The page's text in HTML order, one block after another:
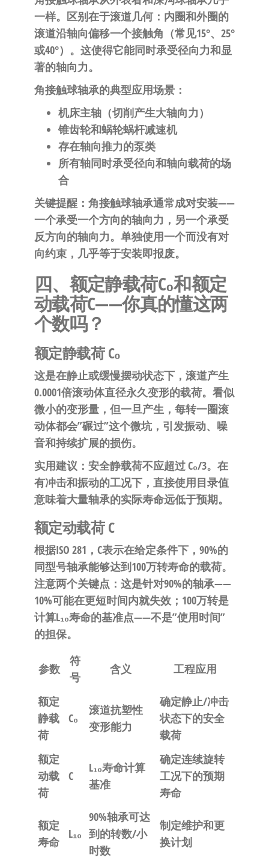
一样。区别在于滚道几何：内圈和外圈的
滚道沿轴向偏移一个接触角（常见15°、25°
或40°）。这使得它能同时承受径向力和显
著的轴向力。
角接触球轴承的典型应用场景：
机床主轴（切削产生大轴向力）
锥齿轮和蜗轮蜗杆减速机
存在轴向推力的泵类
所有轴同时承受径向和轴向载荷的场
合
关键提醒：角接触球轴承通常成对安装——
一个承受一个方向的轴向力，另一个承受
反方向的轴向力。单独使用一个而没有对
向约束，几乎等于安装即报废。
四、额定静载荷C₀和额定
动载荷C——你真的懂这两
个数吗？
额定静载荷 C₀
这是在静止或缓慢摆动状态下，滚道产生
0.0001倍滚动体直径永久变形的载荷。看似
微小的变形量，但一旦产生，每转一圈滚
动体都会”碾过”这个微坑，引发振动、噪
音和持续扩展的损伤。
实用建议 ：安全静载荷不应超过 C₀/3。在
有冲击和振动的工况下，直接使用目录值
意味着大量轴承的实际寿命远低于预期。
额定动载荷 C
根据ISO 281，C表示在给定条件下，90%的
同型号轴承能够达到100万转寿命的载荷。
注意两个关键点：这是针对90%的轴承——
10%可能在更短时间内就失效；100万转是
计算L₁₀寿命的基准点——不是”使用时间”
的担保。
参数
符
号
含义 工程应用
额定
静载
荷
C₀
滚道抗塑性
变形能力
确定静止/冲击
状态下的安全
载荷
额定
动载
荷
C
L₁₀寿命计算
基准
确定连续旋转
工况下的预期
寿命
额定
寿命
L₁₀
90%轴承可达
到的转数/小
时数
制定维护和更
换计划